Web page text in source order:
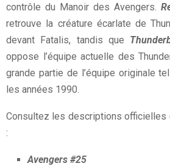
contrôle du Manoir des Avengers.
retrouve la créature écarlate de
devant Fatalis, tandis que
oppose l’équipe actuelle des
grande partie de l’équipe originale
les années 1990.
Consultez les descriptions officielles
:
Avengers #25